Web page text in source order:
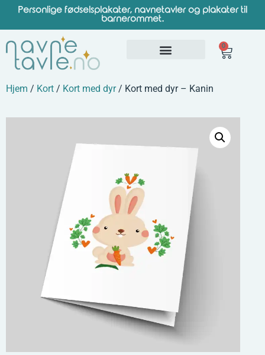
Personlige fødselsplakater, navnetavler og plakater til
barnerommet.
0
Hjem / Kort / Kort med dyr/ Kort med dyr – Kanin